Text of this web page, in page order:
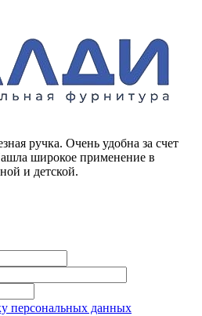
ручка. Очень удобна за счет
широкое применение в
и детской.
персональных данных